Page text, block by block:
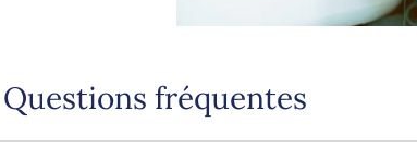
Questions fréquentes